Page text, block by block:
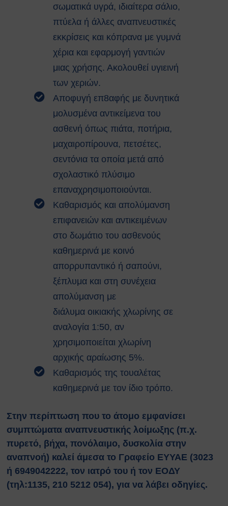
Κατολισθίσεις
Κάπνισμα
Παγκόσμια ημέρα κατά του
καπνίσματος 2020
Παθητικό κάπνισμα
Νέα προϊόντα καπνού
Ηλεκτρονικά τσιγάρα (ENDS)
Χρήσιμοι Σύνδεσμοι
Τηλέφωνα Ανάγκης
Ωράριο Ιατρού Εργασίας
Επικοινωνία
COPYRIGHT © 2026 ΑθήναΕΚΕΦΕ "Δημόκριτος"
σωματικά υγρά, ιδιαίτερα σάλιο,
πτύελα ή άλλες αναπνευστικές
εκκρίσεις και κόπρανα με γυμνά
χέρια και εφαρμογή γαντιών
μιας χρήσης. Ακολουθεί υγιεινή
των χεριών.
Αποφυγή επ8αφής με δυνητικά
μολυσμένα αντικείμενα του
ασθενή όπως πιάτα, ποτήρια,
μαχαιροπίρουνα, πετσέτες,
σεντόνια τα οποία μετά από
σχολαστικό πλύσιμο
επαναχρησιμοποιούνται.
Καθαρισμός και απολύμανση
επιφανειών και αντικειμένων
στο δωμάτιο του ασθενούς
καθημερινά με κοινό
απορρυπαντικό ή σαπούνι,
ξέπλυμα και στη συνέχεια
απολύμανση με
διάλυμα οικιακής χλωρίνης σε
αναλογία 1:50, αν
χρησιμοποιείται χλωρίνη
αρχικής αραίωσης 5%.
Καθαρισμός της τουαλέτας
καθημερινά με τον ίδιο τρόπο.
Στην περίπτωση που το άτομο εμφανίσει
συμπτώματα αναπνευστικής λοίμωξης (π.χ.
πυρετό, βήχα, πονόλαιμο, δυσκολία στην
αναπνοή) καλεί άμεσα το Γραφείο ΕΥΥΑΕ (3023
ή 6949042222, τον ιατρό του ή τον ΕΟΔΥ
(τηλ:1135, 210 5212 054), για να λάβει οδηγίες.